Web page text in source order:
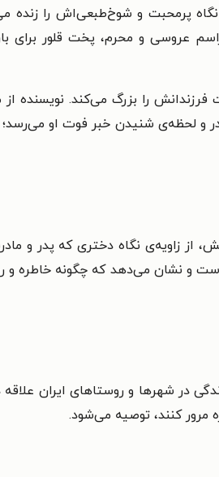
پرمحبت و شوخ‌طبعی‌اش را زنده
عروسی و محرم، پخت قلور برای
را بزرگ می‌کند. نویسنده از
و لحظه‌ی شنیدن خبر فوت او
زاویه‌ی نگاه دختری که پدر و
و نشان می‌دهد که چگونه خاطره و
در شهرها و روستاهای ایران علاقه
مرور کنند، توصیه می‌شود.